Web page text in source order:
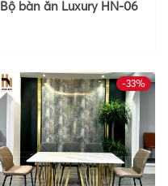
Bộ bàn ăn Luxury HN-06
-33%